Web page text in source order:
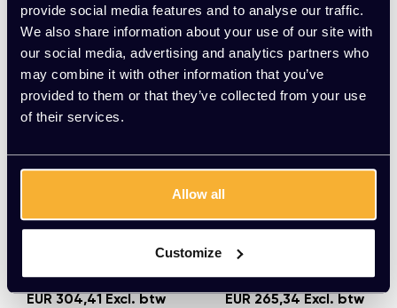
provide social media features and to analyse our traffic.
We also share information about your use of our site with
our social media, advertising and analytics partners who
may combine it with other information that you’ve
provided to them or that they’ve collected from your use
of their services.
Allow all
Customize
UNITE PLUS conferenc
e unit
EUR 304,41 Excl. btw
UNITE kantelbaar whit
eboard
EUR 265,34 Excl. btw